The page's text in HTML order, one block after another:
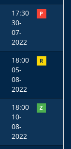
17:30
30-
07-
2022
P
18:00
05-
08-
2022
R
18:00
10-
08-
2022
Z